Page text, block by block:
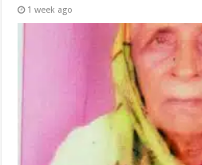
1 week ago